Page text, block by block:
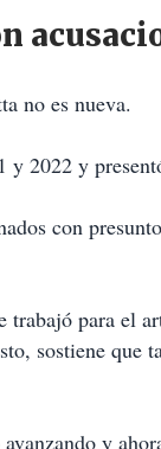
no es nueva.
2022 y
con
trabajó para el
sostiene que
y